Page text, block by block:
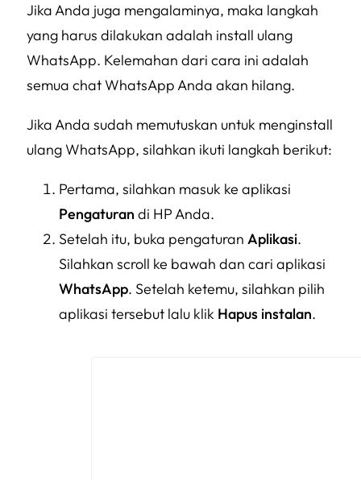
Jika Anda juga mengalaminya, maka langkah
yang harus dilakukan adalah install ulang
WhatsApp. Kelemahan dari cara ini adalah
semua chat WhatsApp Anda akan hilang.
Jika Anda sudah memutuskan untuk menginstall
ulang WhatsApp, silahkan ikuti langkah berikut:
Pertama, silahkan masuk ke aplikasi
Pengaturan di HP Anda.
Setelah itu, buka pengaturan Aplikasi.
Silahkan scroll ke bawah dan cari aplikasi
WhatsApp. Setelah ketemu, silahkan pilih
aplikasi tersebut lalu klik Hapus instalan.